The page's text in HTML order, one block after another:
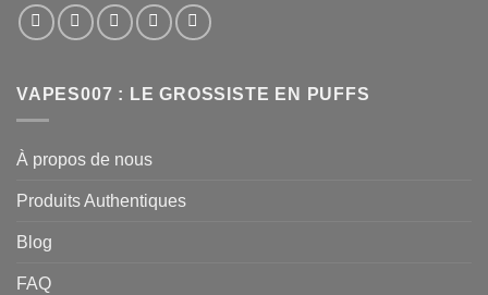
VAPES007 : LE GROSSISTE EN PUFFS
À propos de nous
Produits Authentiques
Blog
FAQ